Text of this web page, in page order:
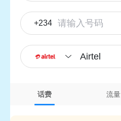
+234
Airtel
话费 流量